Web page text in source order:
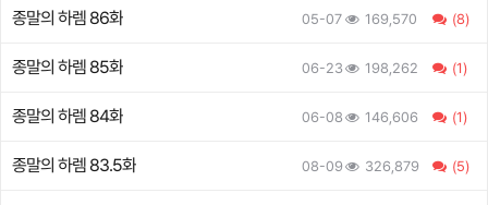
종말의 하렘 86화 05-07 169,570 (8)
종말의 하렘 85화 06-23 198,262 (1)
종말의 하렘 84화 06-08 146,606 (1)
종말의 하렘 83.5화 08-09 326,879 (5)